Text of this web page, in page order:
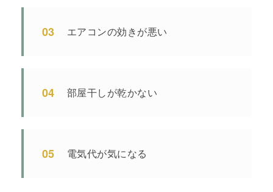
03 エアコンの効きが悪い
04 部屋干しが乾かない
05 電気代が気になる